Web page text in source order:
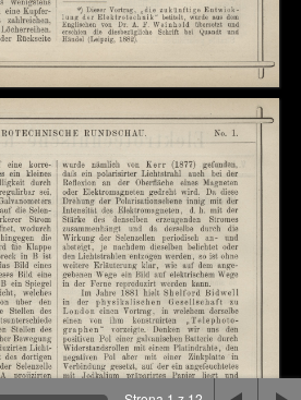
są pliki cookie, bądź
Aby poznać szczegóły zapoznaj
.